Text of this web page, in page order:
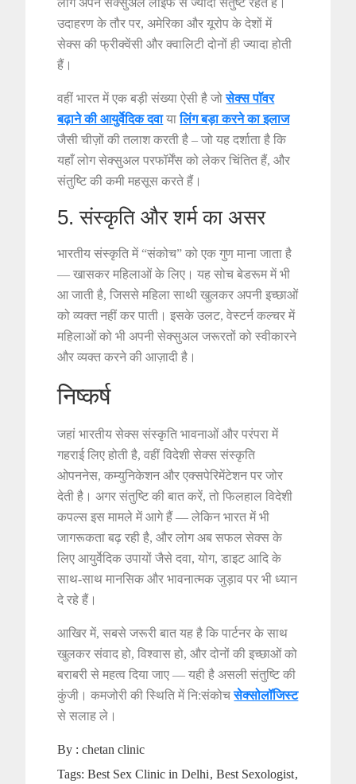
लोग अपने सेक्सुअल लाइफ से ज्यादा संतुष्ट रहते हैं।
उदाहरण के तौर पर, अमेरिका और यूरोप के देशों में
सेक्स की फ्रीक्वेंसी और क्वालिटी दोनों ही ज्यादा होती
हैं।
वहीं भारत में एक बड़ी संख्या ऐसी है जोसेक्स पाॅवर
बढ़ाने की आयुर्वेदिक दवा यालिंग बड़ा करने का इलाज
जैसी चीज़ों की तलाश करती है – जो यह दर्शाता है कि
यहाँ लोग सेक्सुअल परफॉर्मेंस को लेकर चिंतित हैं, और
संतुष्टि की कमी महसूस करते हैं।
5. संस्कृति और शर्म का असर
भारतीय संस्कृति में “संकोच” को एक गुण माना जाता है
— खासकर महिलाओं के लिए। यह सोच बेडरूम में भी
आ जाती है, जिससे महिला साथी खुलकर अपनी इच्छाओं
को व्यक्त नहीं कर पाती। इसके उलट, वेस्टर्न कल्चर में
महिलाओं को भी अपनी सेक्सुअल जरूरतों को स्वीकारने
और व्यक्त करने की आज़ादी है।
निष्कर्ष
जहां भारतीय सेक्स संस्कृति भावनाओं और परंपरा में
गहराई लिए होती है, वहीं विदेशी सेक्स संस्कृति
ओपननेस, कम्युनिकेशन और एक्सपेरिमेंटेशन पर जोर
देती है। अगर संतुष्टि की बात करें, तो फिलहाल विदेशी
कपल्स इस मामले में आगे हैं — लेकिन भारत में भी
जागरूकता बढ़ रही है, और लोग अब सफल सेक्स के
लिए आयुर्वेदिक उपायों जैसे दवा, योग, डाइट आदि के
साथ-साथ मानसिक और भावनात्मक जुड़ाव पर भी ध्यान
दे रहे हैं।
आखिर में, सबसे जरूरी बात यह है कि पार्टनर के साथ
खुलकर संवाद हो, विश्वास हो, और दोनों की इच्छाओं को
बराबरी से महत्व दिया जाए — यही है असली संतुष्टि की
कुंजी। कमजोरी की स्थिति में नि:संकोचसेक्सोलॉजिस्ट
से सलाह ले।
By :chetan clinic
Tags:Best Sex Clinic in Delhi
Best Sexologist